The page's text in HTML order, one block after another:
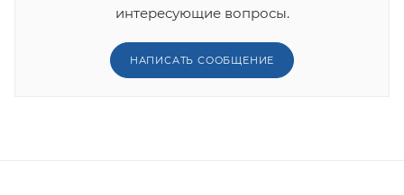
интересующие вопросы.
НАПИСАТЬ СООБЩЕНИЕ